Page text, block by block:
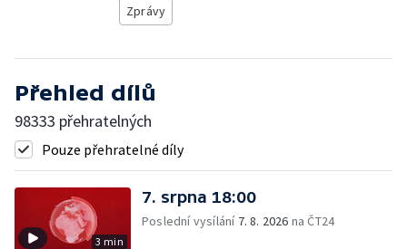
Zprávy
Přehled dílů
98333 přehratelných
Pouze přehratelné díly
3 min
7. srpna 18:00
Poslední vysílání 7. 8. 2026 na ČT24